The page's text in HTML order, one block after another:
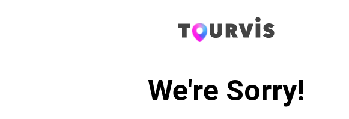
We're Sorry!